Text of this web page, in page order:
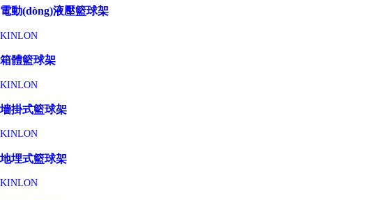
電動(dòng)液壓籃球架
KINLON
箱體籃球架
KINLON
墻掛式籃球架
KINLON
地埋式籃球架
KINLON